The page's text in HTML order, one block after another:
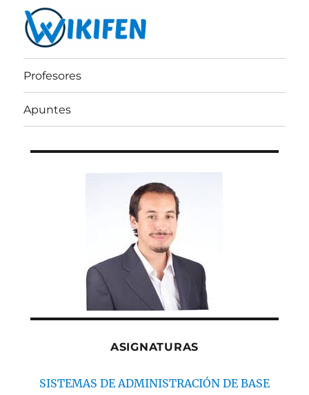
Wikifen
Profesores
Apuntes
ASIGNATURAS
SISTEMAS DE ADMINISTRACIÓN DE BASE